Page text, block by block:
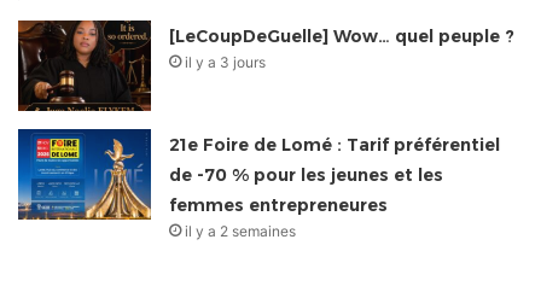
[LeCoupDeGuelle] Wow… quel peuple ?
il y a 3 jours
21e Foire de Lomé : Tarif préférentiel
de -70 % pour les jeunes et les
femmes entrepreneures
il y a 2 semaines